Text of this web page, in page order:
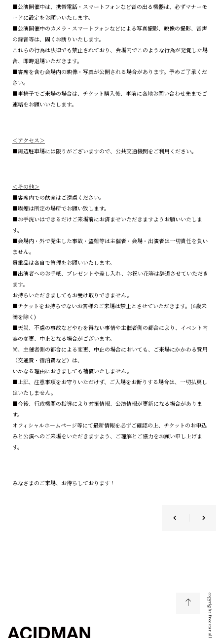
■公演開催中は、携帯電話・スマートフォンなど音の出る機器は、必ずマナーモ
ードに設定をお願いいたします。
■公演開催中のカメラ・スマートフォンなどによる写真撮影、映像の撮影、音声
の録音等は、固くお断りいたします。
これらの行為は法律でも禁止されており、会場内でこのような行為が発覚した場
合、即時退場いただきます。
■客席を含む会場内の映像・写真が公開される場合があります。予めご了承くだ
さい。
■車椅子でご来場の場合は、チケット購入後、事前に各地お問い合わせ先までご
連絡をお願いいたします。
＜アクセス＞
■周辺駐車場には限りがございますので、公共交通機関をご利用ください。
＜その他＞
■客席内での飲食はご遠慮ください。
■喫煙は所定の場所でお願い致します。
■お手洗いはできるだけご来場前にお済ませいただきますようお願いいたしま
す。
■会場内・外で発生した事故・盗難等は主催者・会場・出演者は一切責任を負い
ません。
貴重品は各自で管理をお願いいたします。
■出演者へのお手紙、プレゼントや差し入れ、お祝い花等は辞退させていただき
ます。
お持ちいただきましてもお受け取りできません。
■チケットをお持ちでないお客様のご来場は禁止とさせていただきます。(6歳未
満を除く)
■天災、不慮の事故などやむを得ない事情や主催者側の都合により、イベント内
容の変更、中止となる場合がございます。
尚、主催者側の都合による変更、中止の場合においても、ご来場にかかわる費用
（交通費・宿泊費など）は、
いかなる理由におきましても補償いたしません。
■上記、注意事項をお守りいただけず、ご入場をお断りする場合は、一切払戻し
はいたしません。
■今後、行政機関の指導により対策情報、公演情報が更新になる場合がありま
す。
オフィシャルホームページ等にて最新情報を必ずご確認の上、チケットのお申込
みと公演へのご来場をいただきますよう、ご理解とご協力をお願い申し上げま
す。
みなさまのご来場、お待ちしております！